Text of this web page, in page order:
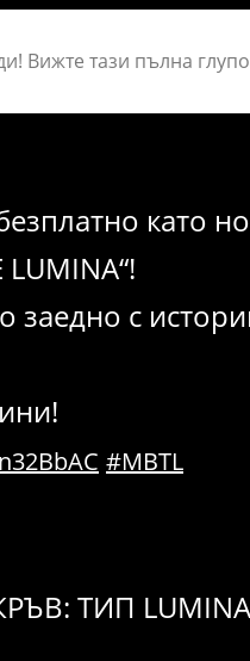
Вижте тази пълна
като
LUMINA“!
с
#MBTL
ТИП LUMINA